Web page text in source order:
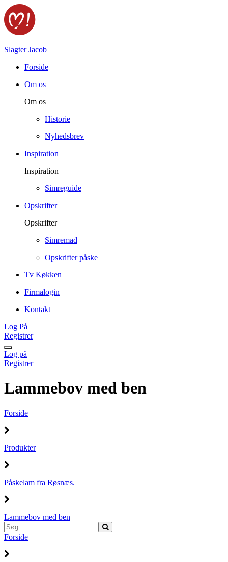
Slagter Jacob
Forside
Om os
Om os
Historie
Nyhedsbrev
Inspiration
Inspiration
Simreguide
Opskrifter
Opskrifter
Simremad
Opskrifter påske
Tv Køkken
Firmalogin
Kontakt
Log På
Registrer
Log på
Registrer
Lammebov med ben
Forside
Produkter
Påskelam fra Røsnæs.
Lammebov med ben
Forside